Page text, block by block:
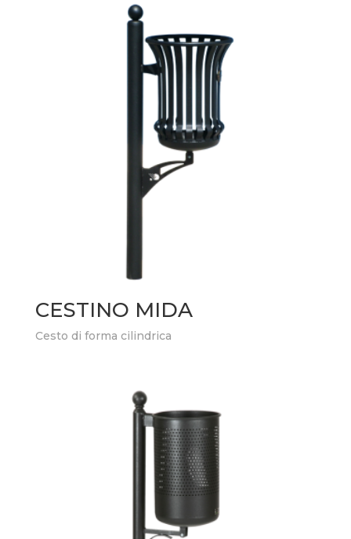
CESTINO MIDA
Cesto di forma cilindrica